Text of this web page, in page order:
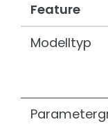
Auerbach
Konzeption
EVIM
Umsetzung &
Feature
Modelltyp